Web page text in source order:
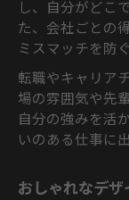
し、自分がどこ
た、会社ごとの
ミスマッチを防
転職やキャリア
場の雰囲気や先
自分の強みを活
いのある仕事に
おしゃれなデ